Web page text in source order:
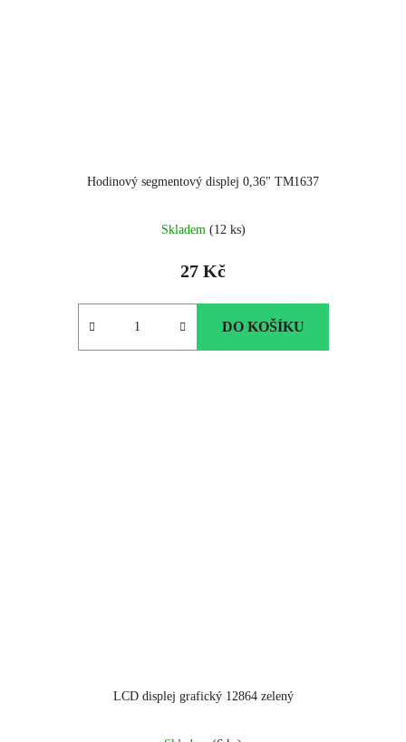
Hodinový segmentový displej 0,36" TM1637
Skladem (12 ks)
27 Kč
DO KOŠÍKU
LCD displej grafický 12864 zelený